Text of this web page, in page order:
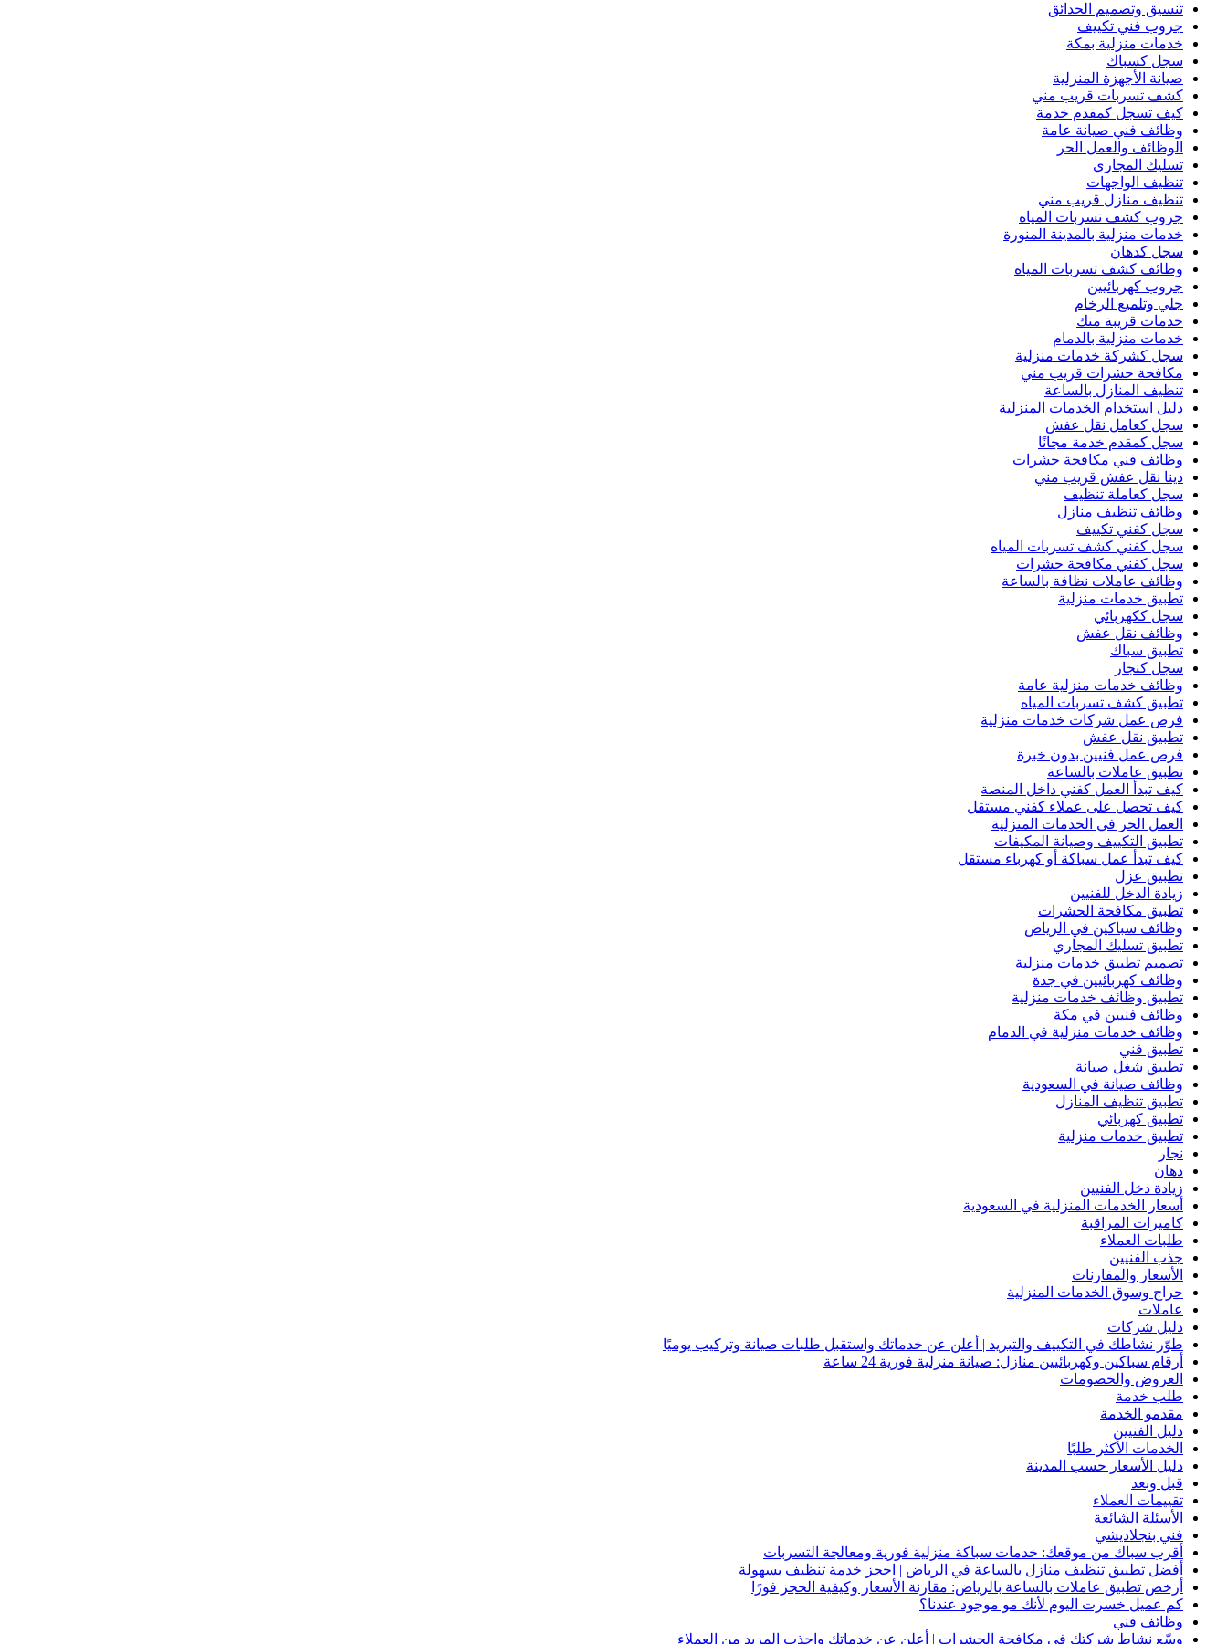
تنسيق وتصميم الحدائق
جروب فني تكييف
خدمات منزلية بمكة
سجل كسباك
صيانة الأجهزة المنزلية
كشف تسربات قريب مني
كيف تسجل كمقدم خدمة
وظائف فني صيانة عامة
الوظائف والعمل الحر
تسليك المجاري
تنظيف الواجهات
تنظيف منازل قريب مني
جروب كشف تسربات المياه
خدمات منزلية بالمدينة المنورة
سجل كدهان
وظائف كشف تسربات المياه
جروب كهربائيين
جلي وتلميع الرخام
خدمات قريبة منك
خدمات منزلية بالدمام
سجل كشركة خدمات منزلية
مكافحة حشرات قريب مني
تنظيف المنازل بالساعة
دليل استخدام الخدمات المنزلية
سجل كعامل نقل عفش
سجل كمقدم خدمة مجانًا
وظائف فني مكافحة حشرات
دينا نقل عفش قريب مني
سجل كعاملة تنظيف
وظائف تنظيف منازل
سجل كفني تكييف
سجل كفني كشف تسربات المياه
سجل كفني مكافحة حشرات
وظائف عاملات نظافة بالساعة
تطبيق خدمات منزلية
سجل ككهربائي
وظائف نقل عفش
تطبيق سباك
سجل كنجار
وظائف خدمات منزلية عامة
تطبيق كشف تسربات المياه
فرص عمل شركات خدمات منزلية
تطبيق نقل عفش
فرص عمل فنيين بدون خبرة
تطبيق عاملات بالساعة
كيف تبدأ العمل كفني داخل المنصة
كيف تحصل على عملاء كفني مستقل
العمل الحر في الخدمات المنزلية
تطبيق التكييف وصيانة المكيفات
كيف تبدأ عمل سباكة أو كهرباء مستقل
تطبيق عزل
زيادة الدخل للفنيين
تطبيق مكافحة الحشرات
وظائف سباكين في الرياض
تطبيق تسليك المجاري
تصميم تطبيق خدمات منزلية
وظائف كهربائيين في جدة
تطبيق وظائف خدمات منزلية
وظائف فنيين في مكة
وظائف خدمات منزلية في الدمام
تطبيق فني
تطبيق شغل صيانة
وظائف صيانة في السعودية
تطبيق تنظيف المنازل
تطبيق كهربائي
تطبيق خدمات منزلية
نجار
دهان
زيادة دخل الفنيين
أسعار الخدمات المنزلية في السعودية
كاميرات المراقبة
طلبات العملاء
جذب الفنيين
الأسعار والمقارنات
حراج وسوق الخدمات المنزلية
عاملات
دليل شركات
طوّر نشاطك في التكييف والتبريد | أعلن عن خدماتك واستقبل طلبات صيانة وتركيب يوميًا
أرقام سباكين وكهربائيين منازل: صيانة منزلية فورية 24 ساعة
العروض والخصومات
طلب خدمة
مقدمو الخدمة
دليل الفنيين
الخدمات الأكثر طلبًا
دليل الأسعار حسب المدينة
قبل وبعد
تقييمات العملاء
الأسئلة الشائعة
فني بنجلاديشي
أقرب سباك من موقعك: خدمات سباكة منزلية فورية ومعالجة التسربات
أفضل تطبيق تنظيف منازل بالساعة في الرياض | احجز خدمة تنظيف بسهولة
أرخص تطبيق عاملات بالساعة بالرياض: مقارنة الأسعار وكيفية الحجز فورًا
كم عميل خسرت اليوم لأنك مو موجود عندنا؟
وظائف فني
وسّع نشاط شركتك في مكافحة الحشرات | أعلن عن خدماتك واجذب المزيد من العملاء